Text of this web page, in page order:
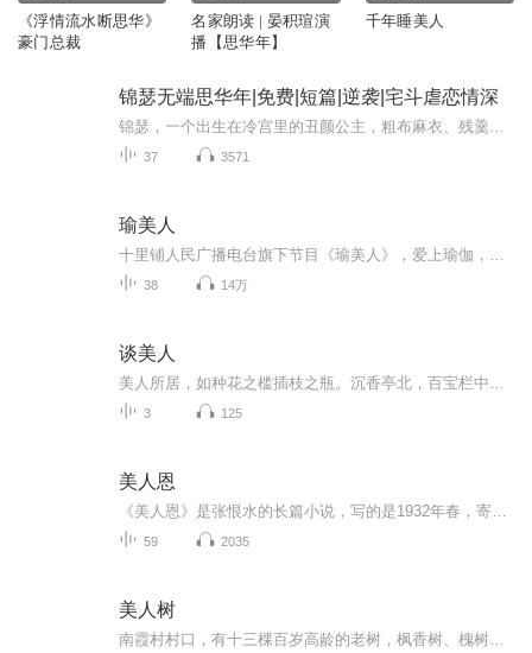
《浮情流水断思华》
豪门总裁
名家朗读 | 晏积瑄演
播【思华年】
千年睡美人
锦瑟无端思华年|免费|短篇|逆袭|宅斗虐恋情深
37 3571
瑜美人
38 14万
谈美人
3 125
美人恩
59 2035
美人树